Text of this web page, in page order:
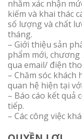
nhằm xác nhận
kiếm và khai thác
số lượng và chất
tháng.
– Giới thiệu sản
phẩm mới,
qua email/ điện
– Chăm sóc
quan hệ hiện tại
– Báo cáo kết quả
tiếp.
– Các công việc